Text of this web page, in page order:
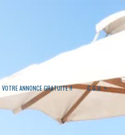
VOTRE ANNONCE GRATUITE !! C.G.U. »